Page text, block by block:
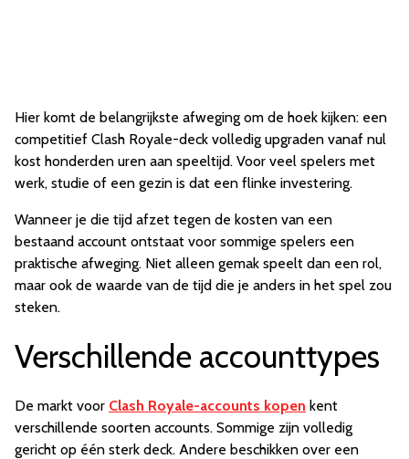
Hier komt de belangrijkste afweging om de hoek kijken: een
competitief Clash Royale-deck volledig upgraden vanaf nul
kost honderden uren aan speeltijd. Voor veel spelers met
werk, studie of een gezin is dat een flinke investering.
Wanneer je die tijd afzet tegen de kosten van een
bestaand account ontstaat voor sommige spelers een
praktische afweging. Niet alleen gemak speelt dan een rol,
maar ook de waarde van de tijd die je anders in het spel zou
steken.
Verschillende accounttypes
De markt voor Clash Royale-accounts kopen kent
verschillende soorten accounts. Sommige zijn volledig
gericht op één sterk deck. Andere beschikken over een